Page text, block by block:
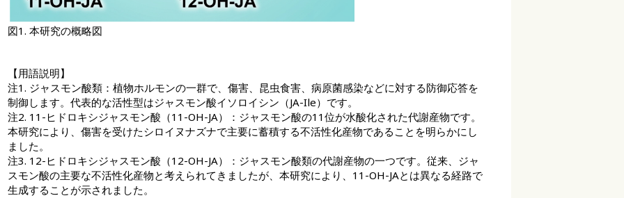
図1. 本研究の概略図
【用語説明】
注1. ジャスモン酸類：植物ホルモンの一群で、傷害、昆虫食害、病原菌感染などに対する防御応答を
制御します。代表的な活性型はジャスモン酸イソロイシン（JA-Ile）です。
注2. 11-ヒドロキシジャスモン酸（11-OH-JA）：ジャスモン酸の11位が水酸化された代謝産物です。
本研究により、傷害を受けたシロイヌナズナで主要に蓄積する不活性化産物であることを明らかにし
ました。
注3. 12-ヒドロキシジャスモン酸（12-OH-JA）：ジャスモン酸類の代謝産物の一つです。従来、ジャ
スモン酸の主要な不活性化産物と考えられてきましたが、本研究により、11-OH-JAとは異なる経路で
生成することが示されました。